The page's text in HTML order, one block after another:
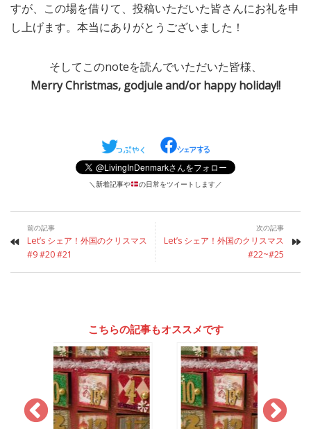
すが、この場を借りて、投稿いただいた皆さんにお礼を申
し上げます。本当にありがとうございました！
そしてこのnoteを読んでいただいた皆様、
Merry Christmas, godjule and/or happy holiday!!
＼新着記事や の日常をツイートします／
前の記事
Let’s シェア！外国のクリスマス
#9 #20 #21
次の記事
Let’s シェア！外国のクリスマス
#22~#25
こちらの記事もオススメです